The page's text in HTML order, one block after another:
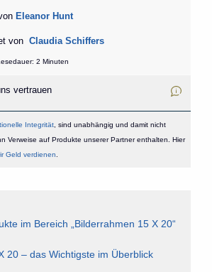
Eleanor Hunt
von Claudia Schiffers
2 Minuten
vertrauen
Integrität, sind unabhängig und damit nicht
Verweise auf Produkte unserer Partner enthalten. Hier
Geld verdienen
im Bereich „Bilderrahmen 15 X 20“
20 – das Wichtigste im Überblick